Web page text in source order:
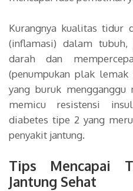
Kurangnya kualitas tidur
(inflamasi) dalam
darah dan
(penumpukan plak
yang buruk
memicu resistensi
diabetes tipe 2 yang
penyakit jantung.
Tips Mencapai
Jantung Sehat